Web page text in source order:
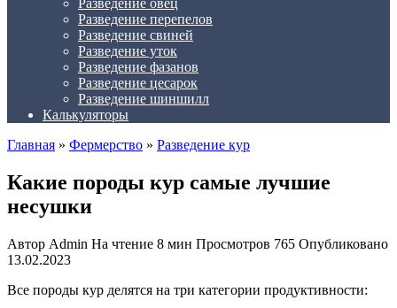
Разведение овец
Разведение перепелов
Разведение свиней
Разведение уток
Разведение фазанов
Разведение цесарок
Разведение шиншилл
Калькуляторы
Главная » Фермерство » Разведение кур
Какие породы кур самые лучшие
несушки
Автор Admin На чтение 8 мин Просмотров 765 Опубликовано
13.02.2023
Все породы кур делятся на три категории продуктивности: